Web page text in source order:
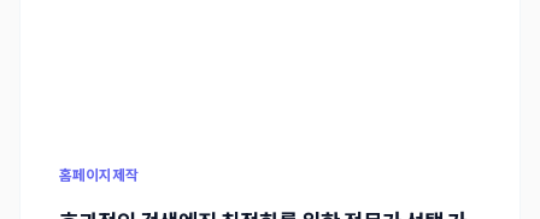
홈페이지제작